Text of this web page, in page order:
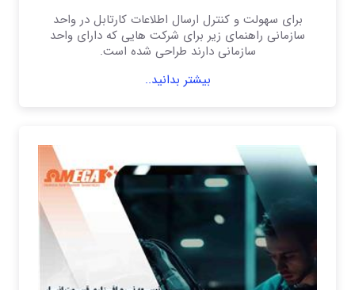
برای سهولت و کنترل ارسال اطلاعات کارتابل در واحد
سازمانی راهنمای زیر برای شرکت هایی که دارای واحد
سازمانی دارند طراحی شده است.
بیشتر بدانید..